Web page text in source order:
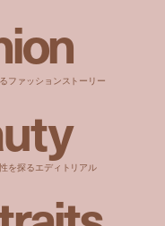
ion
ファッションストーリー
uty
を探るエディトリアル